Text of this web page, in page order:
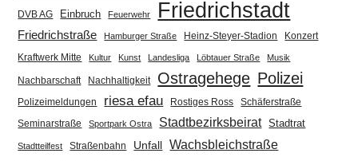
DVB AG Einbruch Feuerwehr Friedrichstadt
Friedrichstraße Hamburger Straße Heinz-Steyer-Stadion
Konzert
Kraftwerk Mitte
Kultur Kunst Landesliga Löbtauer Straße Musik
Nachbarschaft Nachhaltigkeit Ostragehege Polizei
Polizeimeldungen riesa efau Rostiges Ross Schäferstraße
Seminarstraße Sportpark Ostra Stadtbezirksbeirat Stadtrat
Stadtteilfest Straßenbahn Unfall Wachsbleichstraße